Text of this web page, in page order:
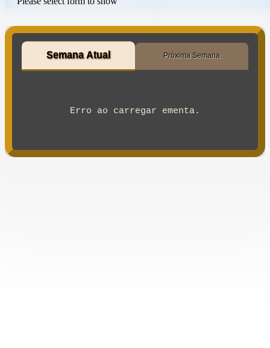
Semana Atual Próxima Semana
Erro ao carregar ementa.